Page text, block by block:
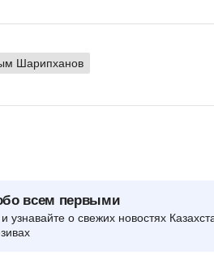
Шарипханов
всем первыми
узнавайте о свежих новостях